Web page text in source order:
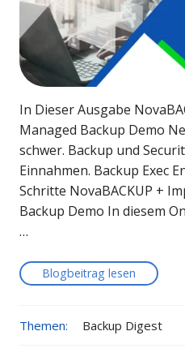
In Dieser Ausgabe
Managed Backup Demo
schwer. Backup und
Einnahmen. Backup Exec
Schritte NovaBACKUP +
Backup Demo In diesem
…
Blogbeitrag lesen
Themen: Backup Digest